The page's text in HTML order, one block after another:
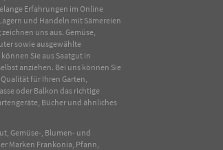
Erfahrungen im Online
und Handeln mit Sämereien
uns aus. Gemüse,
sowie ausgewählte
können Sie aus Saatgut in
anziehen. Bei uns können Sie
für Ihren Garten,
oder Balkon das richtige
Bücher und ähnliches
Gemüse-, Blumen- und
Marken Frankonia, Pfann,